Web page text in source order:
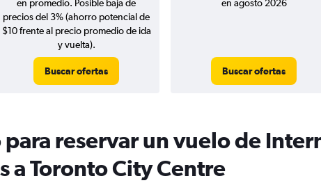
en promedio. Posible baja de
precios del 3% (ahorro potencial de
$10 frente al precio promedio de ida
y vuelta).
Buscar ofertas
en agosto 2026
Buscar ofertas
reservar un vuelo de
a Toronto City Centre